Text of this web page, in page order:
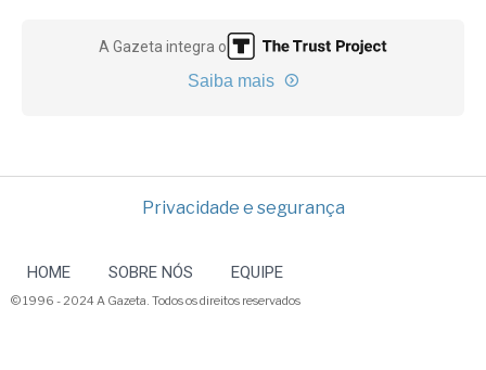
A Gazeta integra o
Saiba mais
Privacidade e segurança
HOME SOBRE NÓS EQUIPE
© 1996 - 2024 A Gazeta. Todos os direitos reservados